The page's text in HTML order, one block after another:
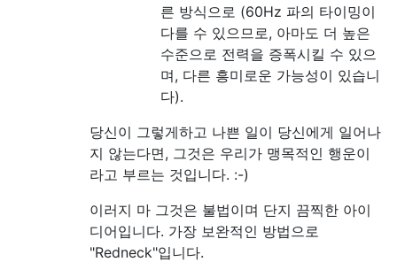
른 방식으로 (60Hz 파의 타이밍이
다를 수 있으므로, 아마도 더 높은
수준으로 전력을 증폭시킬 수 있으
며, 다른 흥미로운 가능성이 있습니
다).
당신이 그렇게하고 나쁜 일이 당신에게 일어나
지 않는다면, 그것은 우리가 맹목적인 행운이
라고 부르는 것입니다. :-)
이러지 마 그것은 불법이며 단지 끔찍한 아이
디어입니다. 가장 보완적인 방법으로
"Redneck"입니다.